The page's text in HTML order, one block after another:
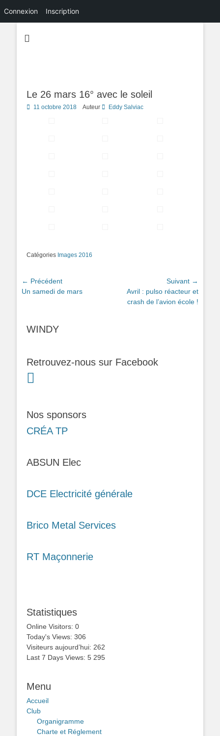
Connexion Inscription
Le 26 mars 16° avec le soleil
Posted
11 octobre 2018 Auteur Eddy Salviac
Catégories Images 2016
Navigation
de
← Précédent
Article
Un samedi de mars
Suivant →
Article
suivant :
Avril : pulso réacteur et
crash de l’avion école !
WINDY
Retrouvez-nous sur Facebook
Nos sponsors
CRÉA TP
ABSUN Elec
DCE Electricité générale
Brico Metal Services
RT Maçonnerie
Statistiques
Online Visitors: 0
Today's Views: 306
Visiteurs aujourd’hui: 262
Last 7 Days Views: 5 295
Menu
Accueil
Club
Organigramme
Charte et Réglement